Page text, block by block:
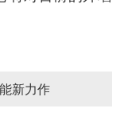
新力作